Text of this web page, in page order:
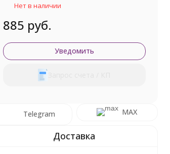
Нет в наличии
885 руб.
Уведомить
Telegram MAX